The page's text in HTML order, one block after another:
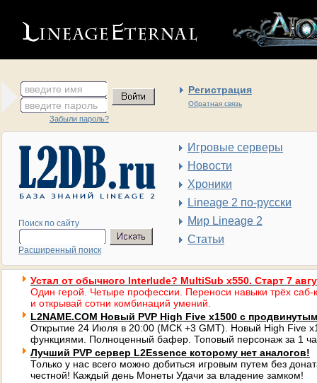
введите имя Регистрация
Обратная связь
введите пароль
Забыли пароль?
Поиск по сайту
Расширенный поиск
Игровые серверы
Новости
Хроники
Lineage 2 по-русски
Мир Lineage 2
Статьи
Устал от обычного Interlude? MultiSub x550. Старт 7
Один герой. Четыре профессии. Переноси навыки трёх саб-
и открывай сотни комбинаций умений.
L2NAME.COM Новый PVP High Five x1500 с
Открытие 24 Июля в 20:00 (МСК +3 GMT). Новый High Five
функциями. Полноценный бафер. Топовый персонаж за 1
Лучший PVP сервер L2Essence которому нет аналогов!
Только у нас всего можно добиться игровым путем без
честной! Каждый день Монеты Удачи за владение замком!